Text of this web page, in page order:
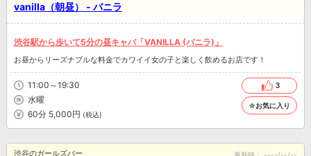
vanilla（朝昼） - バニラ
渋谷駅から歩いて5分の昼キャバ「VANILLA (バニラ)」
お昼からリーズナブルな料金でカワイイ女の子と楽しく飲めるお店です！
11:00～19:30
水曜
60分 5,000円 (税込)
3
☆お気に入り
渋谷のガールズバー